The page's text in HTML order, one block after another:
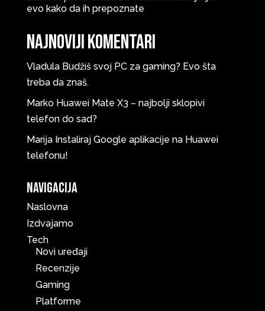
evo kako da ih prepoznate
Najnoviji komentari
Vladula Budžiš svoj PC za gaming? Evo šta
treba da znaš.
Marko Huawei Mate X3 – najbolji sklopivi
telefon do sad?
Marija Instaliraj Google aplikacije na Huawei
telefonu!
Navigacija
Naslovna
Izdvajamo
Tech
Novi uređaji
Recenzije
Gaming
Platforme